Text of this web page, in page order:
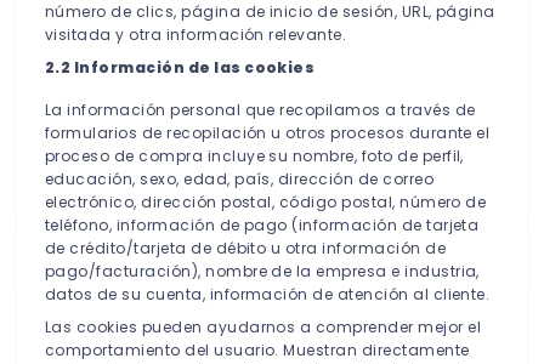
número de clics, página de inicio de sesión, URL, página
visitada y otra información relevante.
2.2 Información de las cookies
La información personal que recopilamos a través de
formularios de recopilación u otros procesos durante el
proceso de compra incluye su nombre, foto de perfil,
educación, sexo, edad, país, dirección de correo
electrónico, dirección postal, código postal, número de
teléfono, información de pago (información de tarjeta
de crédito/tarjeta de débito u otra información de
pago/facturación), nombre de la empresa e industria,
datos de su cuenta, información de atención al cliente.
Las cookies pueden ayudarnos a comprender mejor el
comportamiento del usuario. Muestran directamente